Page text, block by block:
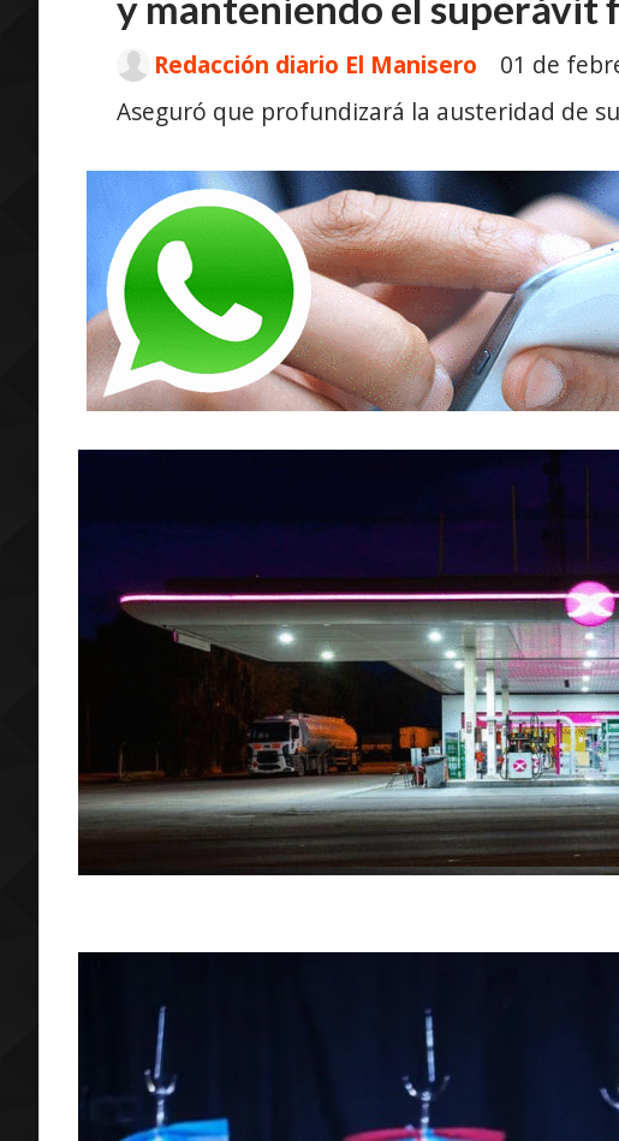
Aseguró que profundizará la austeridad de
01 de
Redacción diario El Manisero